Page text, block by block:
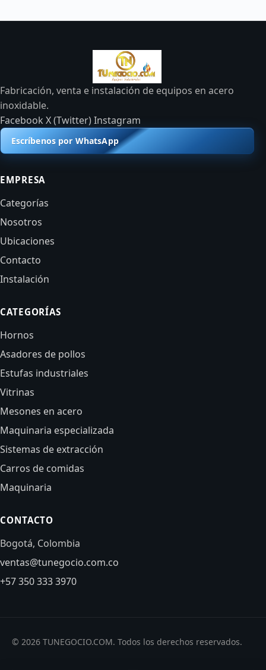
Fabricación, venta e instalación de equipos en acero
inoxidable.
FacebookX (Twitter)Instagram
Escríbenos por WhatsApp
EMPRESA
Categorías
Nosotros
Ubicaciones
Contacto
Instalación
CATEGORÍAS
Hornos
Asadores de pollos
Estufas industriales
Vitrinas
Mesones en acero
Maquinaria especializada
Sistemas de extracción
Carros de comidas
Maquinaria
CONTACTO
Bogotá, Colombia
ventas@tunegocio.com.co
+57 350 333 3970
© 2026 TUNEGOCIO.COM. Todos los derechos reservados.